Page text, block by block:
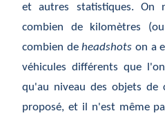
et autres statistiques. On
combien de kilomètres
combien deheadshots on a
véhicules différents que
qu'au niveau des objets de
proposé, et il n'est même